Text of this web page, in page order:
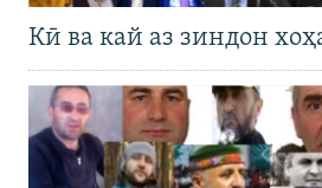
Кӣ ва кай аз зиндон